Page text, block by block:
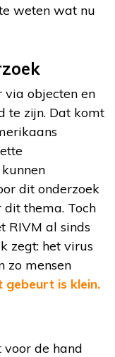
weten wat nu
via objecten en
te zijn. Dat komt
dit onderzoek
thema. Toch
RIVM al sinds
zegt: het virus
zo mensen
gebeurt is klein.
de hand